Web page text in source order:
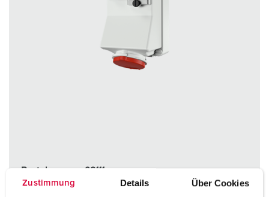
Zustimmung Details Über Cookies
Bestelnummer 98111
Behuizing materiaal